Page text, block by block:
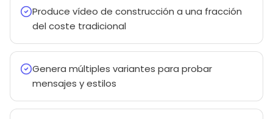
Produce vídeo de construcción a una fracción
del coste tradicional
Genera múltiples variantes para probar
mensajes y estilos